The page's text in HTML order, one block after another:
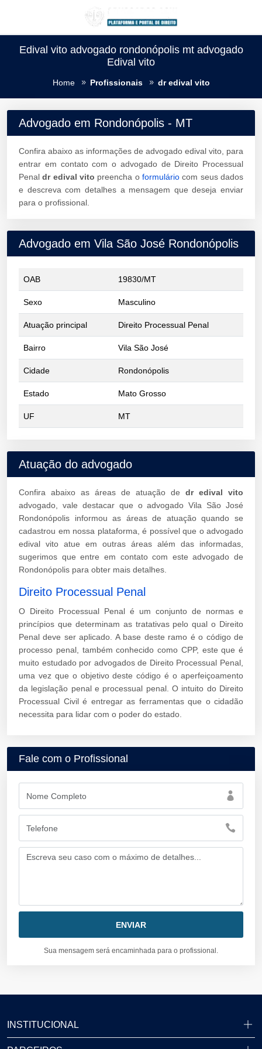
Edival vito advogado rondonópolis mt advogado
Edival vito
Home Profissionais dr edival vito
Advogado em Rondonópolis - MT
Confira abaixo as informações de advogado edival vito, para
entrar em contato com o advogado de Direito Processual
Penaldr edival vito preencha oformulário com seus dados
e descreva com detalhes a mensagem que deseja enviar
para o profissional.
Advogado em Vila São José Rondonópolis
OAB 19830/MT
Sexo Masculino
Atuação principal Direito Processual Penal
Bairro Vila São José
Cidade Rondonópolis
Estado Mato Grosso
UF MT
Atuação do advogado
Confira abaixo as áreas de atuação de dr edival vito
advogado, vale destacar que o advogado Vila São José
Rondonópolis informou as áreas de atuação quando se
cadastrou em nossa plataforma, é possível que o advogado
edival vito atue em outras áreas além das informadas,
sugerimos que entre em contato com este advogado de
Rondonópolis para obter mais detalhes.
Direito Processual Penal
O Direito Processual Penal é um conjunto de normas e
princípios que determinam as tratativas pelo qual o Direito
Penal deve ser aplicado. A base deste ramo é o código de
processo penal, também conhecido como CPP, este que é
muito estudado por advogados de Direito Processual Penal,
uma vez que o objetivo deste código é o aperfeiçoamento
da legislação penal e processual penal. O intuito do Direito
Processual Civil é entregar as ferramentas que o cidadão
necessita para lidar com o poder do estado.
Fale com o Profissional
Sua mensagem será encaminhada para o profissional.
INSTITUCIONAL